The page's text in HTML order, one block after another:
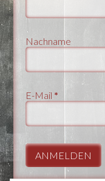
Nachname
E-Mail *